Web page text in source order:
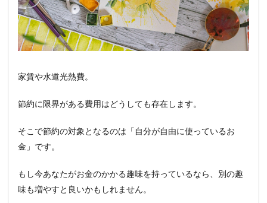
家賃や水道光熱費。
節約に限界がある費用はどうしても存在します。
そこで節約の対象となるのは「自分が自由に使っているお
金」です。
もし今あなたがお金のかかる趣味を持っているなら、別の趣
味も増やすと良いかもしれません。